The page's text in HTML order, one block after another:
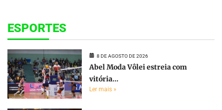
ESPORTES
8 DE AGOSTO DE 2026
Abel Moda Vôlei estreia com
vitória...
Ler mais »